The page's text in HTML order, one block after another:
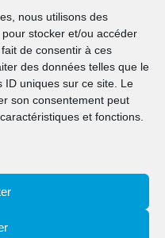
nous utilisons des
stocker et/ou accéder
de consentir à ces
des données telles que le
ID uniques sur ce site. Le
son consentement peut
et fonctions.
légales